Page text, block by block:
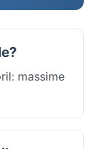
massime